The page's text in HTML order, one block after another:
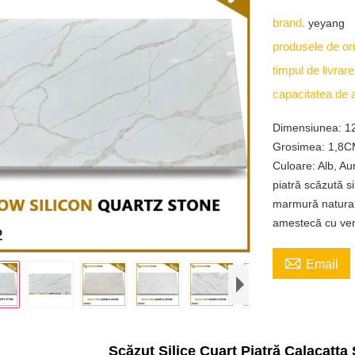
brand.yeyang
produsele de
timpul de
capacitatea de
Dimensiunea:
Grosimea:
Culoare: Alb,
piatră scăzută
marmură
amestecă cu
 Email
Scăzut Silice Cuart Piatră Calacatta